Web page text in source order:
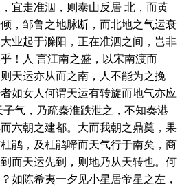
宜走准泅，则泰山反居 北，而黄
，邹鲁之地脉断，而北地之气运衰
业起于滁阳，正在准泗之间，岂非
！人 言江南之盛，以宋南渡而
天运亦从而之南，人不能为之挽
如女人何谓天运有转旋而地气亦应
气，乃疏秦淮跌泄之，不知奏港
六朝之建都。大而我朝之鼎奠，果
鹃，及杜鹃啼而天气行于南矣，商
而天运先到，则地乃从天转也。何
如陈希夷一夕见小星居帝星之左，